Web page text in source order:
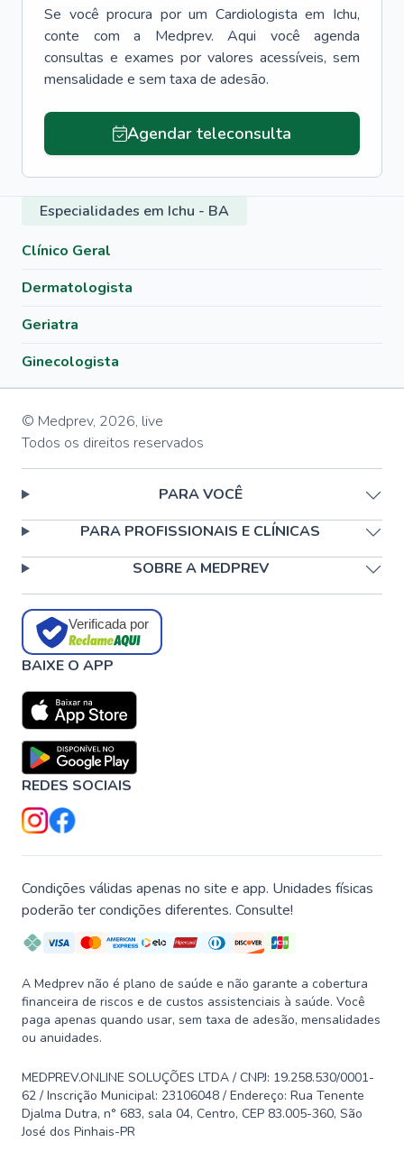
Se você procura por um Cardiologista em Ichu,
conte com a Medprev. Aqui você agenda
consultas e exames por valores acessíveis, sem
mensalidade e sem taxa de adesão.
Agendar teleconsulta
Especialidades em Ichu - BA
Clínico Geral
Dermatologista
Geriatra
Ginecologista
© Medprev, 2026, live
Todos os direitos reservados
PARA VOCÊ
PARA PROFISSIONAIS E CLÍNICAS
SOBRE A MEDPREV
Verificada por
BAIXE O APP
REDES SOCIAIS
Condições válidas apenas no site e app. Unidades físicas
poderão ter condições diferentes. Consulte!
A Medprev não é plano de saúde e não garante a cobertura
financeira de riscos e de custos assistenciais à saúde. Você
paga apenas quando usar, sem taxa de adesão, mensalidades
ou anuidades.
MEDPREV.ONLINE SOLUÇÕES LTDA / CNPJ: 19.258.530/0001-
62 / Inscrição Municipal: 23106048 / Endereço: Rua Tenente
Djalma Dutra, n° 683, sala 04, Centro, CEP 83.005-360, São
José dos Pinhais-PR